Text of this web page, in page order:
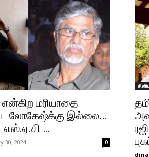
மரியாதை
லோகேஷ்க்கு இல்லை…
எஸ்.ஏ.சி …
30, 2024 0